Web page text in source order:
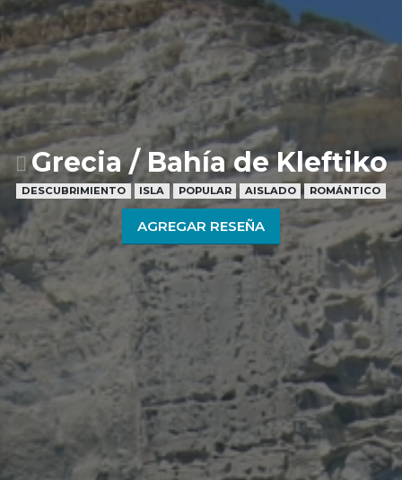
Grecia / Bahía de Kleftiko
DESCUBRIMIENTO ISLA POPULAR AISLADO ROMÁNTICO
AGREGAR RESEÑA